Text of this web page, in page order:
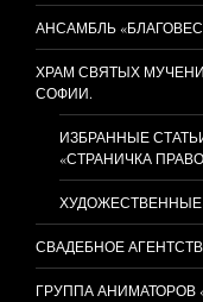
АНСАМБЛЬ
ХРАМ СВЯТЫХ
СОФИИ.
ИЗБРАННЫЕ
«СТРАНИЧКА
СВАДЕБНОЕ
ГРУППА АНИМАТОРОВ